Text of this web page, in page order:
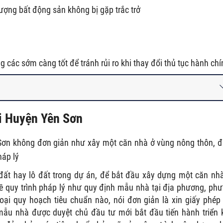
bất động sản không bị gặp trắc trở
các sớm càng tốt để tránh rủi ro khi thay đổi thủ tục hành
Yên Sơn
không đơn giản như xây một căn nhà ở vùng nông thôn,
lý
hay lô đất trong dự án, để bắt đầu xây dựng một căn
quy trình pháp lý như quy định mẫu nhà tại địa phương,
quy hoạch tiêu chuẩn nào, nói đơn giản là xin giấy phép
nhà được duyệt chủ đầu tư mới bắt đầu tiến hành triển